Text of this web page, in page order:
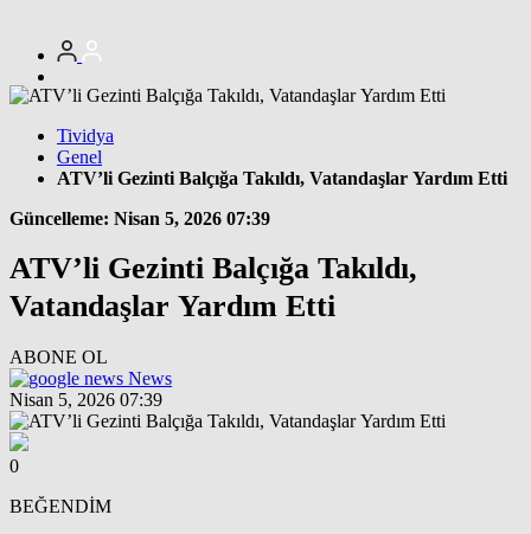
Tividya
Genel
ATV’li Gezinti Balçığa Takıldı, Vatandaşlar Yardım Etti
Güncelleme: Nisan 5, 2026 07:39
ATV’li Gezinti Balçığa Takıldı,
Vatandaşlar Yardım Etti
ABONE OL
News
Nisan 5, 2026 07:39
0
BEĞENDİM